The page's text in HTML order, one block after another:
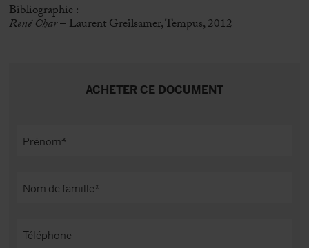
Bibliographie :
René Char– Laurent Greilsamer, Tempus, 2012
ACHETER CE DOCUMENT